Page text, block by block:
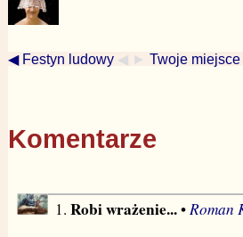
◀ Festyn ludowy ◀ ► Twoje
Komentarze
1. Robi wrażenie...• Roman